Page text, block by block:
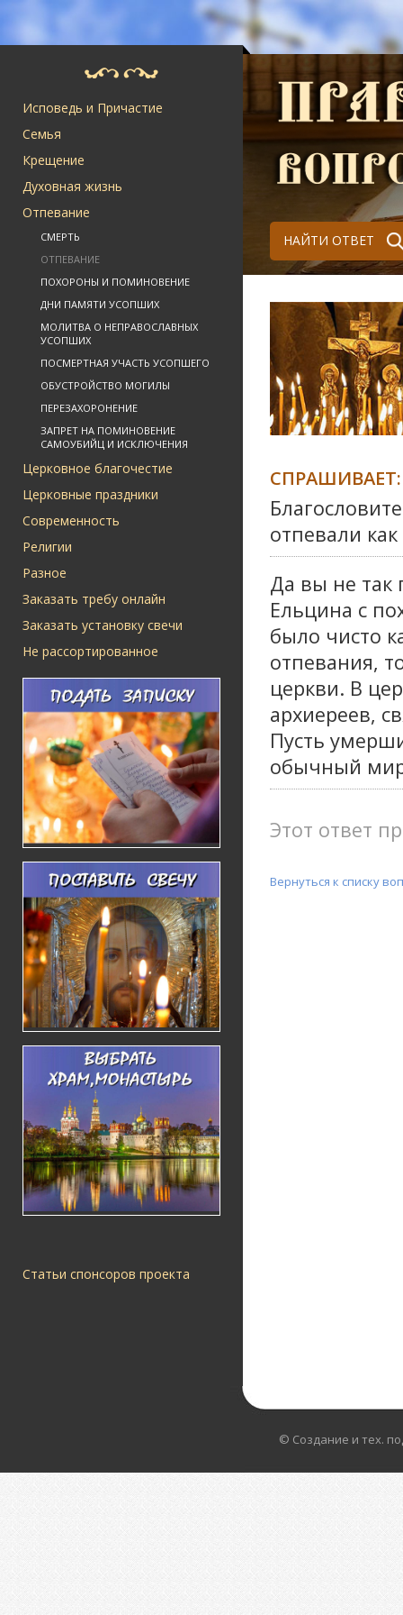
Исповедь и Причастие
Семья
Крещение
Духовная жизнь
Отпевание
СМЕРТЬ
ОТПЕВАНИЕ
ПОХОРОНЫ И ПОМИНОВЕНИЕ
ДНИ ПАМЯТИ УСОПШИХ
МОЛИТВА О НЕПРАВОСЛАВНЫХ
УСОПШИХ
ПОСМЕРТНАЯ УЧАСТЬ УСОПШЕГО
ОБУСТРОЙСТВО МОГИЛЫ
ПЕРЕЗАХОРОНЕНИЕ
ЗАПРЕТ НА ПОМИНОВЕНИЕ
САМОУБИЙЦ И ИСКЛЮЧЕНИЯ
Церковное благочестие
Церковные праздники
Современность
Религии
Разное
Заказать требу онлайн
Заказать установку свечи
Не рассортированное
Статьи спонсоров проекта
НАЙТИ ОТВЕТ
СПРАШИВАЕТ:
отпевали
Да вы не так
Ельцина с
было чисто
отпевания,
церкви. В
архиереев,
Пусть
обычный
Этот ответ
Вернуться к списку
© Создание и тех.